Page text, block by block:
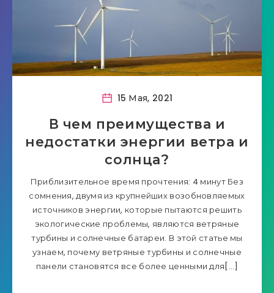
15 Мая, 2021
В чем преимущества и
недостатки энергии ветра и
солнца?
Приблизительное время прочтения: 4 минут Без
сомнения, двумя из крупнейших возобновляемых
источников энергии, которые пытаются решить
экологические проблемы, являются ветряные
турбины и солнечные батареи. В этой статье мы
узнаем, почему ветряные турбины и солнечные
панели становятся все более ценными для[…]